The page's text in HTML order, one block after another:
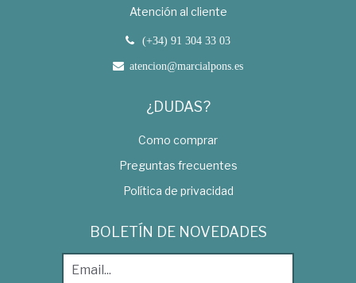
Atención al cliente
(+34) 91 304 33 03
atencion@marcialpons.es
¿DUDAS?
Como comprar
Preguntas frecuentes
Política de privacidad
BOLETÍN DE NOVEDADES